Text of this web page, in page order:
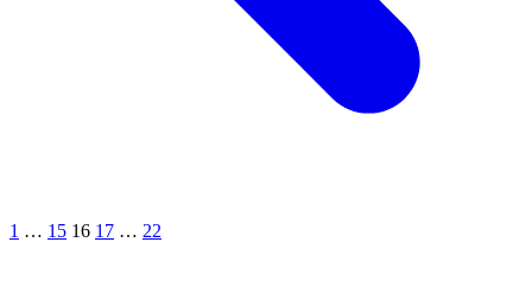
1 … 15 16 17 … 22